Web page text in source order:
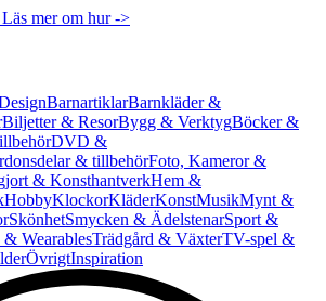
mer om hur ->
BarnartiklarBarnkläder &
Biljetter & ResorBygg & VerktygBöcker &
DVD &
& tillbehörFoto, Kameror &
& KonsthantverkHem &
HobbyKlockorKläderKonstMusikMynt &
SkönhetSmycken & ÄdelstenarSport &
WearablesTrädgård & VäxterTV-spel &
ÖvrigtInspiration